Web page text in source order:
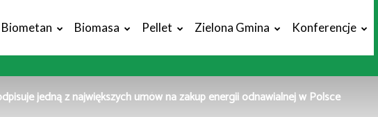
Biometan Biomasa Pellet Zielona Gmina Konferencje
jedną z największych umów na zakup energii odnawialnej w Polsce